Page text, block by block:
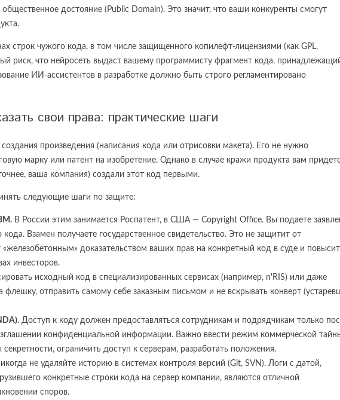
достояние (Public Domain). Это значит, что ваши конкуренты смогут
строк чужого кода, в том числе защищенного копилефт-лицензиями (как GPL,
риск, что нейросеть выдаст вашему программисту фрагмент кода,
ИИ-ассистентов в разработке должно быть строго регламентировано
свои права: практические шаги
произведения (написания кода или отрисовки макета). Его не нужно
марку или патент на изобретение. Однако в случае кражи продукта вам
ваша компания) создали этот код первыми.
следующие шаги по защите:
В России этим занимается Роспатент, в США — Copyright Office. Вы подаете
Взамен получаете государственное свидетельство. Это не защитит от
«железобетонным» доказательством ваших прав на конкретный код в суде и повысит
инвесторов.
исходный код в специализированных сервисах (например, n'RIS) или даже
флешку, отправить самому себе заказным письмом и не вскрывать конверт
Доступ к коду должен предоставляться сотрудникам и подрядчикам только
конфиденциальной информации. Важно ввести режим коммерческой
ограничить доступ к серверам, разработать положения.
не удаляйте историю в системах контроля версий (Git, SVN). Логи с датой,
конкретные строки кода на сервер компании, являются отличной
споров.